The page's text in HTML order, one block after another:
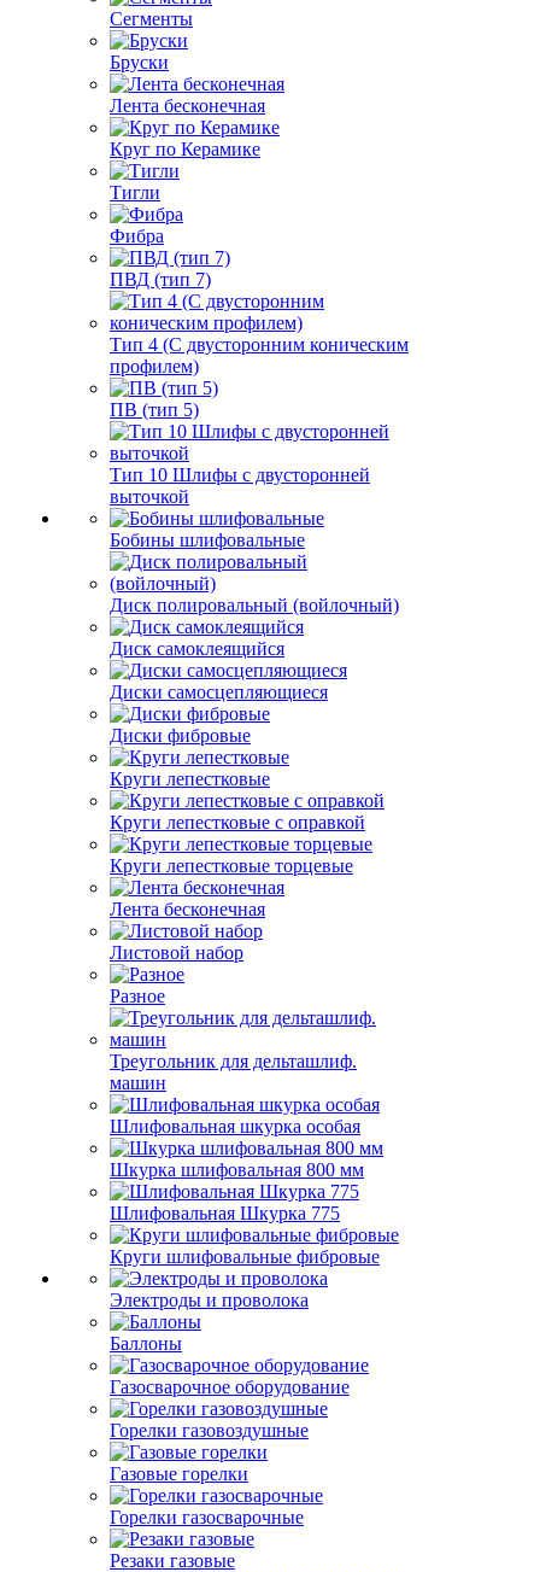
Сегменты
Бруски
Лента бесконечная
Круг по Керамике
Тигли
Фибра
ПВД (тип 7)
Тип 4 (С двусторонним коническим
профилем)
ПВ (тип 5)
Тип 10 Шлифы с двусторонней
выточкой
Бобины шлифовальные
Диск полировальный (войлочный)
Диск самоклеящийся
Диски самосцепляющиеся
Диски фибровые
Круги лепестковые
Круги лепестковые с оправкой
Круги лепестковые торцевые
Лента бесконечная
Листовой набор
Разное
Треугольник для дельташлиф.
машин
Шлифовальная шкурка особая
Шкурка шлифовальная 800 мм
Шлифовальная Шкурка 775
Круги шлифовальные фибровые
Электроды и проволока
Баллоны
Газосварочное оборудование
Горелки газовоздушные
Газовые горелки
Горелки газосварочные
Резаки газовые